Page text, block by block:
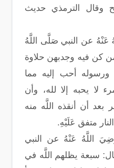
وقال الترمذي حديث
عَنْهُ عن النبي صَلَّى اللَّهُ
كن فيه وجدبهن حلاوة
ورسوله أحب إليه مما
لا يحبه إلا لله، وأن
بعد أن أنقذه اللَّه منه
متفق عَلَيْهِ.
اللَّهُ عَنْهُ عن النبي
سبعة يظلهم اللَّه في